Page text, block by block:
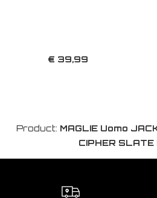
€ 39,99
Product: MAGLIE Uomo
CIPHER